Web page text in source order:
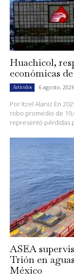
Huachicol,
económicas
Artículos 6 agosto, 2026
Por Itzel Alaniz En
robo promedio de
representó pérdidas
ASEA
Trión en
México